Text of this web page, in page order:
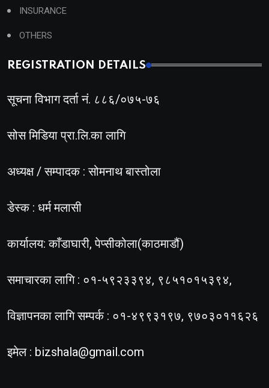
INSURANCE
OTHERS
REGISTRATION DETAILS
सूचना विभाग दर्ता नं. ८८६/०७५-७६
सोस मिडिया प्रा.लि.का लागि
अध्यक्ष / सम्पादक : सोमनाथ बास्तोला
डेस्क : धर्म मलासी
कार्यालय: काँडाघारी, पेप्सीकोला(काठमाडौं)
समाचारका लागि : ०१-५९२३३९४, ९८५१०१५३९४,
विज्ञापनका लागि सम्पर्क : ०१-४९९३१९७, ९७०३०११६२६
इमेल : bizshala@gmail.com